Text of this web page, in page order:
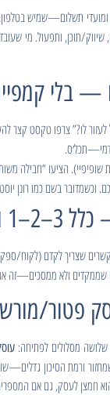
תשלום—שמיש
תוכן, ותפעול. מי
לו?” צרפו טקסט קצר
הציעו “חבילה
בשם כמו רונן יוסטר,
שממקדים ולא ממסכים—זה
מסלולים לפתיחה:
ורמת הסיכון
חמצן לעסק, גם אם